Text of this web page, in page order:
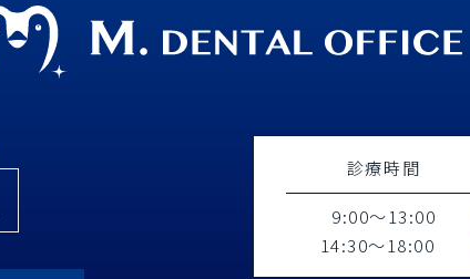
診療時間
9:00～13:00
14:30～18:00